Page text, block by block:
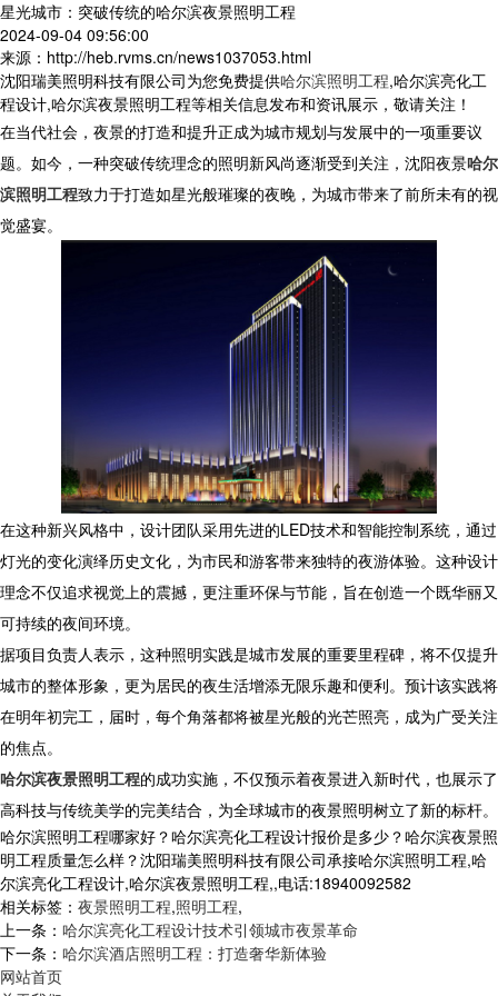
星光城市：突破传统的哈尔滨夜景照明工程
2024-09-04 09:56:00
来源：http://heb.rvms.cn/news1037053.html
沈阳瑞美照明科技有限公司为您免费提供哈尔滨照明工程,哈尔滨亮化工
程设计,哈尔滨夜景照明工程等相关信息发布和资讯展示，敬请关注！
在当代社会，夜景的打造和提升正成为城市规划与发展中的一项重要议
题。如今，一种突破传统理念的照明新风尚逐渐受到关注，沈阳夜景哈尔
滨照明工程致力于打造如星光般璀璨的夜晚，为城市带来了前所未有的视
觉盛宴。
在这种新兴风格中，设计团队采用先进的LED技术和智能控制系统，通过
灯光的变化演绎历史文化，为市民和游客带来独特的夜游体验。这种设计
理念不仅追求视觉上的震撼，更注重环保与节能，旨在创造一个既华丽又
可持续的夜间环境。
据项目负责人表示，这种照明实践是城市发展的重要里程碑，将不仅提升
城市的整体形象，更为居民的夜生活增添无限乐趣和便利。预计该实践将
在明年初完工，届时，每个角落都将被星光般的光芒照亮，成为广受关注
的焦点。
哈尔滨夜景照明工程的成功实施，不仅预示着夜景进入新时代，也展示了
高科技与传统美学的完美结合，为全球城市的夜景照明树立了新的标杆。
哈尔滨照明工程哪家好？哈尔滨亮化工程设计报价是多少？哈尔滨夜景照
明工程质量怎么样？沈阳瑞美照明科技有限公司承接哈尔滨照明工程,哈
尔滨亮化工程设计,哈尔滨夜景照明工程,,电话:18940092582
相关标签： 夜景照明工程,照明工程,
上一条： 哈尔滨亮化工程设计技术引领城市夜景革命
下一条： 哈尔滨酒店照明工程：打造奢华新体验
网站首页